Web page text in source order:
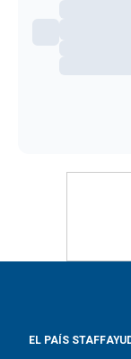
EL PAÍS STAFF